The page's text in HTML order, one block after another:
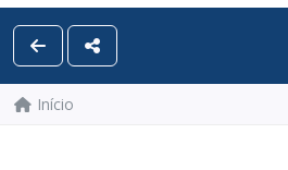
Início